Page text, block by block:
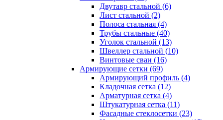
Двутавр стальной (6)
Лист стальной (2)
Полоса стальная (4)
Трубы стальные (40)
Уголок стальной (13)
Швеллер стальной (10)
Винтовые сваи (16)
Армирующие сетки (69)
Армирующий профиль (4)
Кладочная сетка (12)
Арматурная сетка (4)
Штукатурная сетка (11)
Фасадные стеклосетки (23)